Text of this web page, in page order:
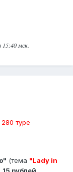
15:40 мск.
туре
(тема "Lady in
15 рублей,